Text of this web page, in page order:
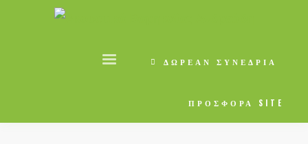
ΔΩΡΕΑΝ ΣΥΝΕΔΡΙΑ
ΠΡΟΣΦΟΡΑ SITE